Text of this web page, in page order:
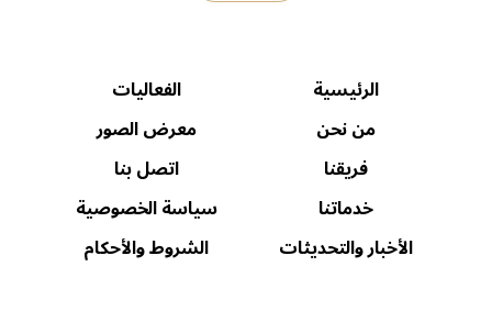
الرئيسية
من نحن
فريقنا
خدماتنا
الأخبار والتحديثات
الفعاليات
معرض الصور
اتصل بنا
سياسة الخصوصية
الشروط والأحكام